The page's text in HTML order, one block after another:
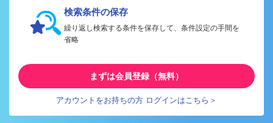
検索条件の保存
繰り返し検索する条件を保存して、条件設定の手間を
省略
まずは会員登録（無料）
アカウントをお持ちの方 ログインはこちら＞